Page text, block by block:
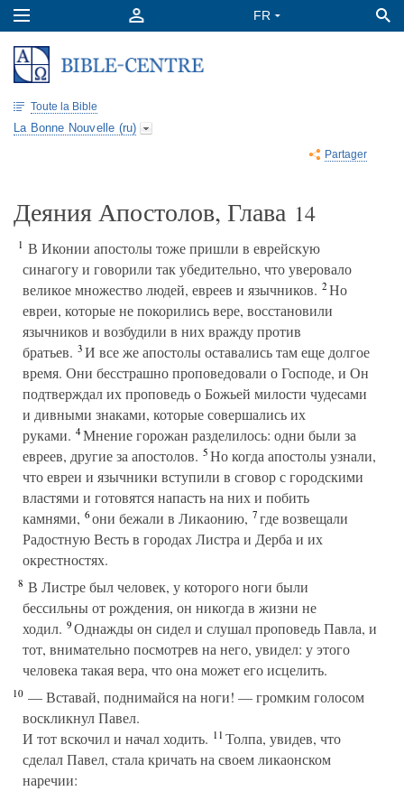
Toute la Bible
La Bonne Nouvelle (ru)
Partager
Деяния Апостолов, Глава 14
1 В Иконии апостолы тоже пришли в еврейскую
синагогу и говорили так убедительно, что уверовало
великое множество людей, евреев и язычников. 2Но
евреи, которые не покорились вере, восстановили
язычников и возбудили в них вражду против
братьев. 3И все же апостолы оставались там еще долгое
время. Они бесстрашно проповедовали о Господе, и Он
подтверждал их проповедь о Божьей милости чудесами
и дивными знаками, которые совершались их
руками. 4Мнение горожан разделилось: одни были за
евреев, другие за апостолов. 5Но когда апостолы узнали,
что евреи и язычники вступили в сговор с городскими
властями и готовятся напасть на них и побить
камнями, 6они бежали в Ликаонию, 7где возвещали
Радостную Весть в городах Листра и Дерба и их
окрестностях.
8 В Листре был человек, у которого ноги были
бессильны от рождения, он никогда в жизни не
ходил. 9Однажды он сидел и слушал проповедь Павла, и
тот, внимательно посмотрев на него, увидел: у этого
человека такая вера, что она может его исцелить.
10 — Вставай, поднимайся на ноги! — громким голосом
воскликнул Павел.
И тот вскочил и начал ходить. 11Толпа, увидев, что
сделал Павел, стала кричать на своем ликаонском
наречии: